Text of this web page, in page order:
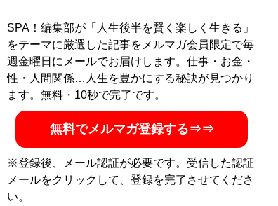
SPA！編集部が「人生後半を賢く楽しく生きる」
をテーマに厳選した記事をメルマガ会員限定で毎
週金曜日にメールでお届けします。仕事・お金・
性・人間関係…人生を豊かにする秘訣が見つかり
ます。無料・10秒で完了です。
無料でメルマガ登録する⇒⇒
※登録後、メール認証が必要です。受信した認証
メールをクリックして、登録を完了させてくださ
い。